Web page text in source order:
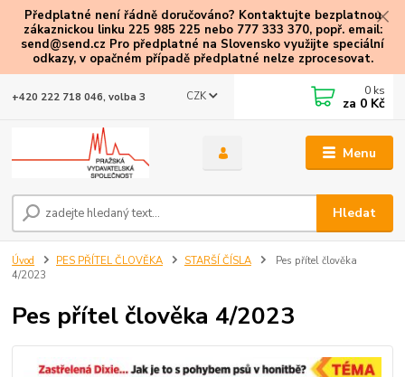
Předplatné není řádně doručováno? Kontaktujte bezplatnou
zákaznickou linku 225 985 225 nebo 777 333 370, popř. email:
send@send.cz Pro předplatné na Slovensko využijte speciální
odkazy, v opačném případě předplatné nelze zprocesovat.
Menu
CZK
Hledat
+420 222 718 046, volba 3 0 ks
za 0 Kč
Úvod PES PŘÍTEL ČLOVĚKA STARŠÍ ČÍSLA
Pes přítel člověka
4/2023
Pes přítel člověka 4/2023